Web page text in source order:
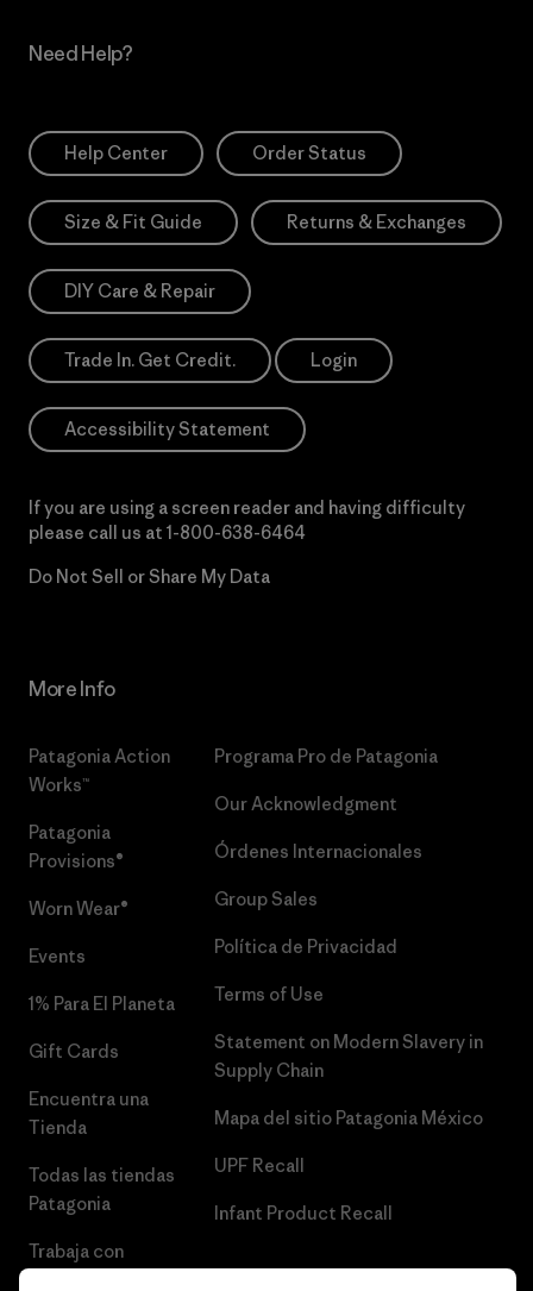
Need Help?
Help Center Order Status
Size & Fit Guide Returns & Exchanges
DIY Care & Repair
Trade In. Get Credit. Login
Accessibility Statement
If you are using a screen reader and having difficulty
please call us at 1-800-638-6464
Do Not Sell or Share My Data
More Info
Patagonia Action
Works™
Patagonia
Provisions®
Worn Wear®
Events
1% Para El Planeta
Gift Cards
Encuentra una
Tienda
Todas las tiendas
Patagonia
Trabaja con
Programa Pro de Patagonia
Our Acknowledgment
Órdenes Internacionales
Group Sales
Política de Privacidad
Terms of Use
Statement on Modern Slavery in
Supply Chain
Mapa del sitio Patagonia México
UPF Recall
Infant Product Recall